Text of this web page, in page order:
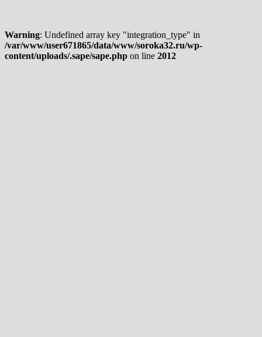
Warning: Undefined array key "integration_type" in
/var/www/user671865/data/www/soroka32.ru/wp-
content/uploads/.sape/sape.php on line 2012